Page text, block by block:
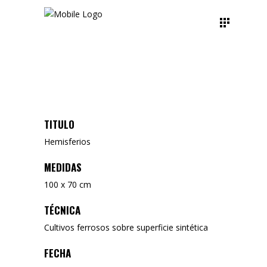
TITULO
Hemisferios
MEDIDAS
100 x 70 cm
TÉCNICA
Cultivos ferrosos sobre superficie sintética
FECHA